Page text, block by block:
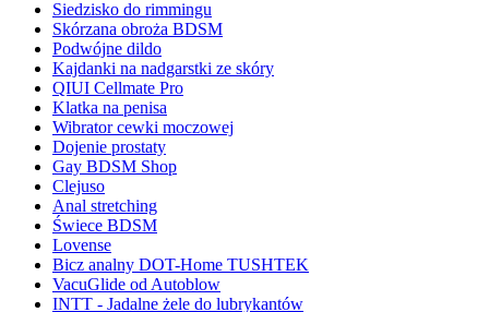
Siedzisko do rimmingu
Skórzana obroża BDSM
Podwójne dildo
Kajdanki na nadgarstki ze skóry
QIUI Cellmate Pro
Klatka na penisa
Wibrator cewki moczowej
Dojenie prostaty
Gay BDSM Shop
Clejuso
Anal stretching
Świece BDSM
Lovense
Bicz analny DOT-Home TUSHTEK
VacuGlide od Autoblow
INTT - Jadalne żele do lubrykantów